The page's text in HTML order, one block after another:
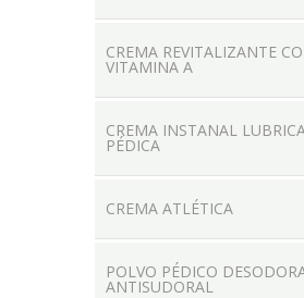
CREMA REVITALIZANTE
VITAMINA A
CREMA INSTANAL
PÉDICA
CREMA ATLÉTICA
POLVO PÉDICO
ANTISUDORAL